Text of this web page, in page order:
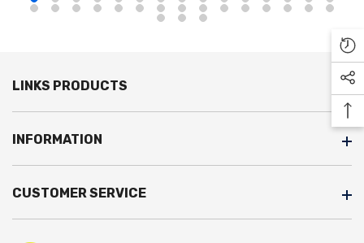
LINKS PRODUCTS
INFORMATION
CUSTOMER SERVICE